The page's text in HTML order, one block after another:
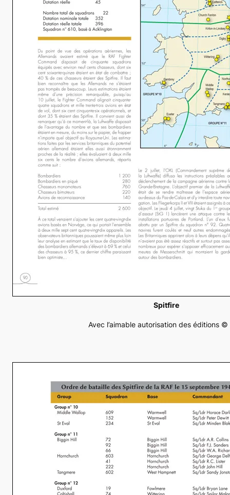
Spitfire
Avec l’aimable autorisation des éditions ©